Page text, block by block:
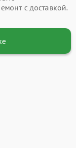
с доставкой.